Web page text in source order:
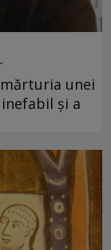
unei
şi a